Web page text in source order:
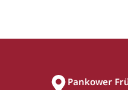
Pankower